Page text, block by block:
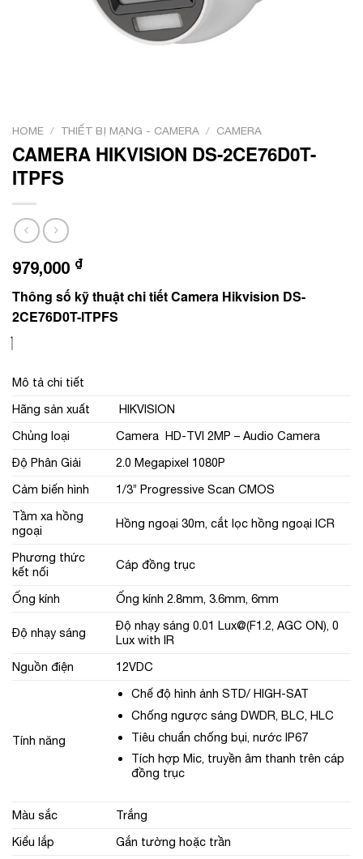
HOME / THIẾT BỊ MẠNG - CAMERA / CAMERA
CAMERA HIKVISION DS-2CE76D0T-
ITPFS
979,000 ₫
Thông số kỹ thuật chi tiết Camera Hikvision DS-
2CE76D0T-ITPFS
Mô tả chi tiết
Hãng sản xuất
HIKVISION
Chủng loại
Camera HD-TVI 2MP – Audio Camera
Độ Phân Giải
2.0 Megapixel 1080P
Cảm biến hình
1/3’’ Progressive Scan CMOS
Tầm xa hồng
ngoại
Hồng ngoại 30m, cắt lọc hồng ngoại ICR
Phương thức
kết nối
Cáp đồng trục
Ống kính Ống kính 2.8mm, 3.6mm, 6mm
Độ nhạy sáng
Độ nhạy sáng 0.01 Lux@(F1.2, AGC ON), 0
Lux with IR
Nguồn điện
12VDC
Tính năng
Chế độ hình ảnh STD/ HIGH-SAT
Chống ngược sáng DWDR, BLC, HLC
Tiêu chuẩn chống bụi, nước IP67
Tích hợp Mic, truyền âm thanh trên cáp
đồng trục
Màu sắc
Trắng
Kiểu lắp
Gắn tường hoặc trần